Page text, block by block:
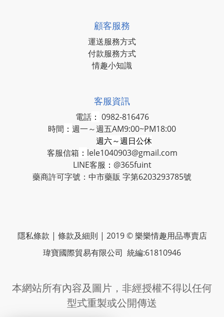
顧客服務
運送服務方式
付款服務方式
情趣小知識
客服資訊
電話： 0982-816476
時間 ： 週一～週五AM9:00~PM18:00
週六～週日公休
客服信箱 ： lele1040903@gmail.com
LINE客服 ： @365fuint
藥商許可字號：中市藥販 字第6203293785號
隱私條款 | 條款及細則 | 2019 © 樂樂情趣用品專賣店
瑋寶國際貿易有限公司 統編:61810946
本網站所有內容及圖片，非經授權不得以任何
型式重製或公開傳送